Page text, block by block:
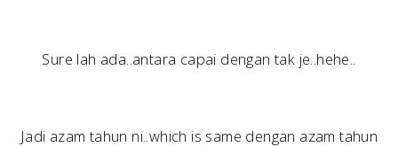
Sure lah ada..antara capai dengan tak je..hehe..
Jadi azam tahun ni..which is same dengan azam tahun